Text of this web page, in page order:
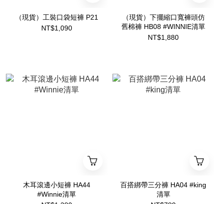
（現貨）工裝口袋短褲 P21
NT$1,090
（現貨）下擺縮口寬褲頭仿
舊棉褲 HB08 #WINNIE清單
NT$1,880
木耳滾邊小短褲 HA44
#Winnie清單
百搭綁帶三分褲 HA04 #king
清單